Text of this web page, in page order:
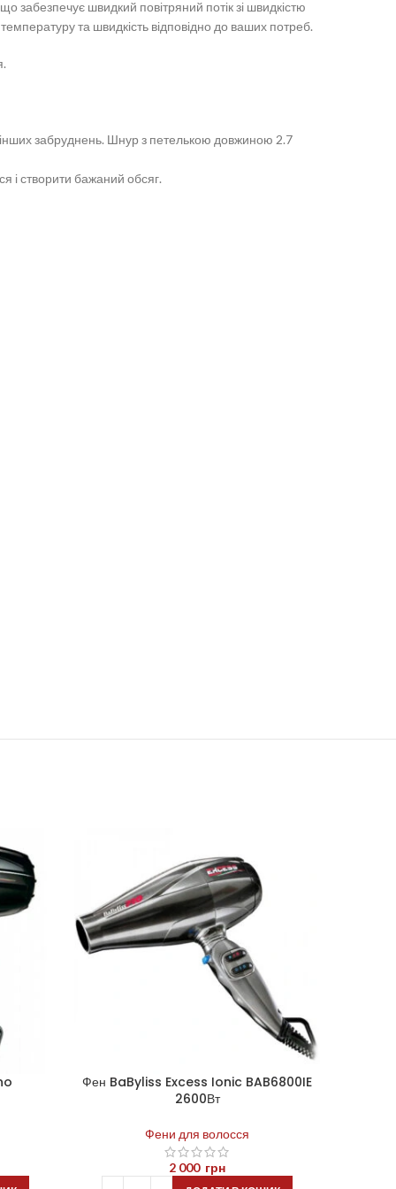
швидкий повітряний потік зі швидкістю
та швидкість відповідно до ваших потреб.
забруднень. Шнур з петелькою довжиною 2.7
і створити бажаний обсяг.
Фен BaByliss Excess Ionic BAB6800IE
2600Вт
Фени для волосся
2 000 грн